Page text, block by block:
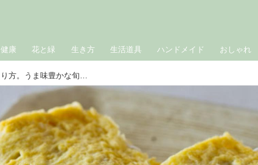
健康 花と緑 生き方 生活道具 ハンドメイド おしゃれ
だし香る「しらすの玉子焼き」のつくり方。うま味豊かな旬のしらすを“ふんわり包む”栄養満点のひと皿｜松田美智子の季節の仕事